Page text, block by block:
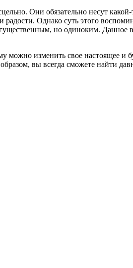
Они обязательно несут
Однако суть этого
но одиноким. Данное
можно изменить свое настоящее и
вы всегда сможете найти